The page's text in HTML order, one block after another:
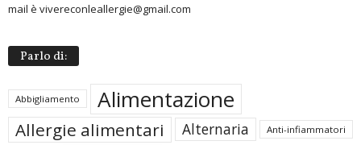
mail è vivereconleallergie@gmail.com
Parlo di:
Abbigliamento Alimentazione
Allergie alimentari Alternaria Anti-infiammatori